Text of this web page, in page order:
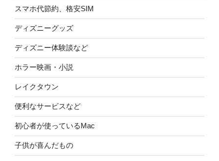
スマホ代節約、格安SIM
ディズニーグッズ
ディズニー体験談など
ホラー映画・小説
レイクタウン
便利なサービスなど
初心者が使っているMac
子供が喜んだもの